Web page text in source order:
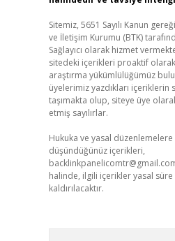
Sitemiz, 5651 Sayılı Kanun
ve İletişim Kurumu (BTK)
Sağlayıcı olarak hizmet
sitedeki içerikleri proaktif
araştırma yükümlülüğümüz
üyelerimiz yazdıkları içeriklerin
taşımakta olup, siteye üye
etmiş sayılırlar.
Hukuka ve yasal düzenlemelere
düşündüğünüz içerikleri,
halinde, ilgili içerikler yasal
kaldırılacaktır.